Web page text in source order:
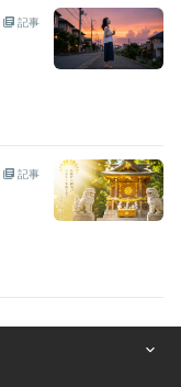
記事
記事